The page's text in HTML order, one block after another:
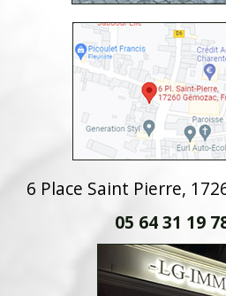
6 Place Saint Pierre,
05 64 31 19